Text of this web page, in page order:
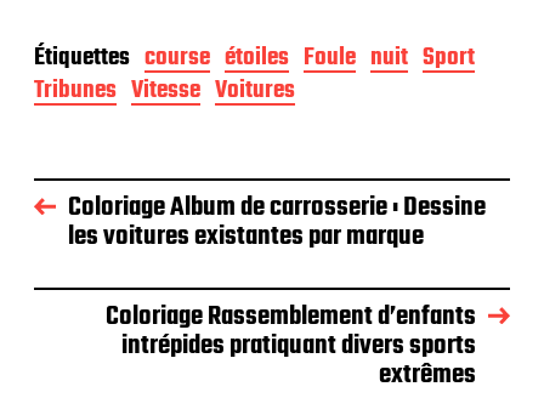
Étiquettes course étoiles Foule nuit Sport
Tribunes Vitesse Voitures
Coloriage Album de carrosserie : Dessine
les voitures existantes par marque
Coloriage Rassemblement d’enfants
intrépides pratiquant divers sports
extrêmes